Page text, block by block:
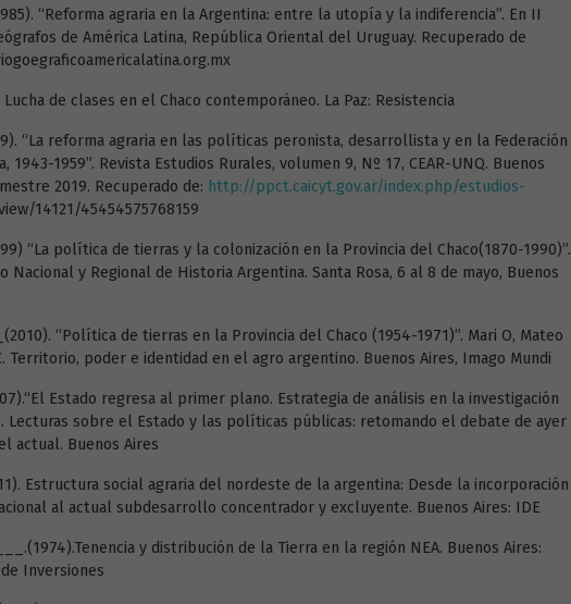
“Reforma agraria en la Argentina: entre la utopía y la indiferencia”. En II
de América Latina, República Oriental del Uruguay. Recuperado de
Lucha de clases en el Chaco contemporáneo. La Paz: Resistencia
“La reforma agraria en las políticas peronista, desarrollista y en la Federación
1943-1959”. Revista Estudios Rurales, volumen 9, Nº 17, CEAR-UNQ. Buenos
2019. Recuperado de: http://ppct.caicyt.gov.ar/index.php/estudios-
14121/45454575768159
“La política de tierras y la colonización en la Provincia del Chaco(1870-1990)”.
Nacional y Regional de Historia Argentina. Santa Rosa, 6 al 8 de mayo, Buenos
“Política de tierras en la Provincia del Chaco (1954-1971)”. Mari O, Mateo
Territorio, poder e identidad en el agro argentino. Buenos Aires, Imago Mundi
Estado regresa al primer plano. Estrategia de análisis en la investigación
Lecturas sobre el Estado y las políticas públicas: retomando el debate de ayer
actual. Buenos Aires
Estructura social agraria del nordeste de la argentina: Desde la incorporación
al actual subdesarrollo concentrador y excluyente. Buenos Aires: IDE
y distribución de la Tierra en la región NEA. Buenos Aires:
Inversiones